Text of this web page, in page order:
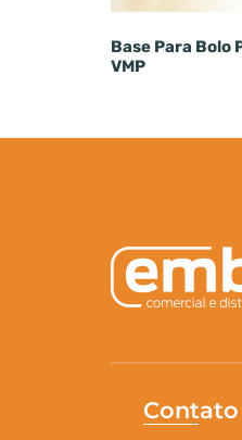
Base Para Bolo
VMP
Contato